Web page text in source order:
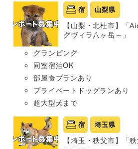
宿 山梨県
【山梨・北杜市】「
グヴィラ八ヶ岳～」
グランピング
同室宿泊OK
部屋食プランあり
プライベートドッグランあり
超大型犬まで
宿 埼玉県
【埼玉・秩父市】「